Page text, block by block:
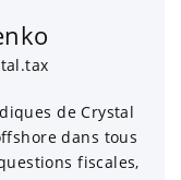
de Crystal
dans tous
fiscales,